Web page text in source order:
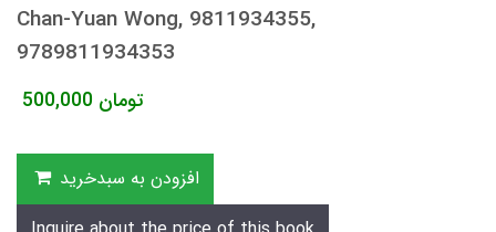
Chan-Yuan Wong, 9811934355,
9789811934353
500,000 تومان
افزودن به سبدخرید